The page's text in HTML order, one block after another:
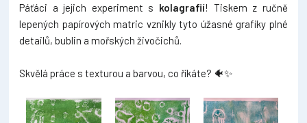
Páťáci a jejich experiment s kolagrafií! Tiskem z ručně
lepených papírových matric vznikly tyto úžasné grafiky plné
detailů, bublin a mořských živočichů.
Skvělá práce s texturou a barvou, co říkáte? 🐠✨